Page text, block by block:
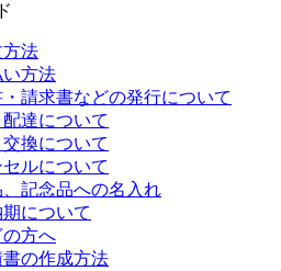
方法
方法
請求書などの発行について
達について
換について
ルについて
、記念品への名入れ
について
方へ
書の作成方法